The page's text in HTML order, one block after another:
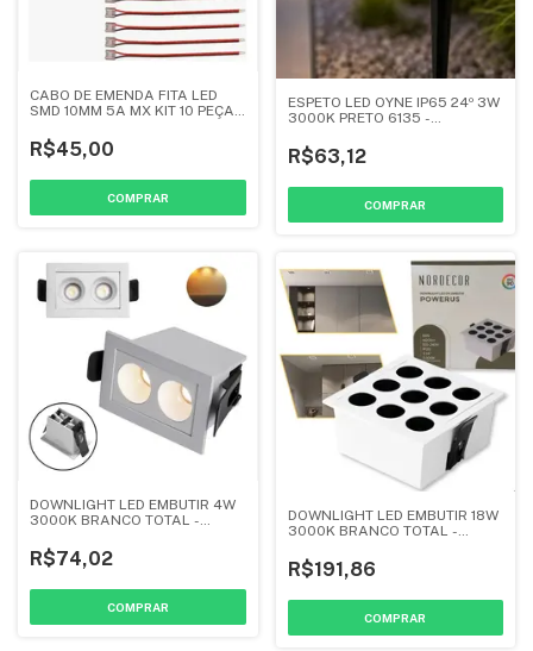
CABO DE EMENDA FITA LED
SMD 10MM 5A MX KIT 10 PEÇAS
R$45,00
ESPETO LED OYNE IP65 24º 3W
3000K PRETO 6135 -
R$63,12
DOWNLIGHT LED EMBUTIR 4W
3000K BRANCO TOTAL -
R$74,02
DOWNLIGHT LED EMBUTIR 18W
3000K BRANCO TOTAL -
R$191,86